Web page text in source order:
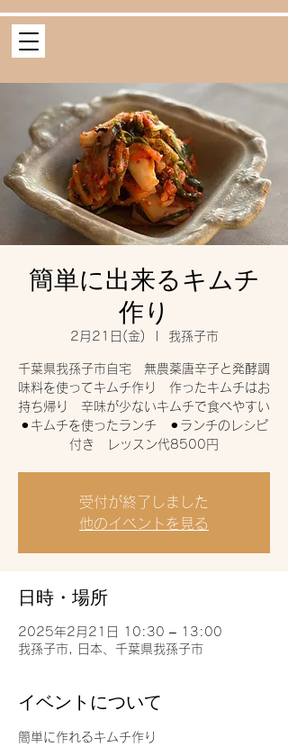
簡単に出来るキムチ
作り
2月21日(金) 我孫子市
千葉県我孫子市自宅 無農薬唐辛子と発酵調
味料を使ってキムチ作り 作ったキムチはお
持ち帰り 辛味が少ないキムチで食べやすい
⚫︎キムチを使ったランチ ⚫︎ランチのレシピ
付き レッスン代8500円
受付が終了しました
他のイベントを見る
日時・場所
2025年2月21日 10:30 – 13:00
我孫子市, 日本、千葉県我孫子市
イベントについて
簡単に作れるキムチ作り